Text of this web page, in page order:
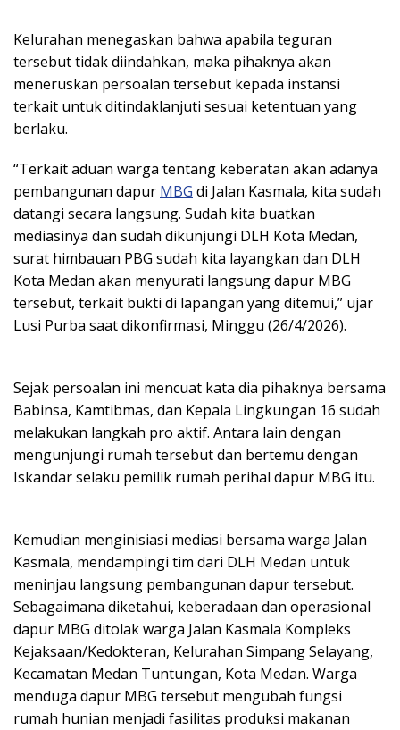
Kelurahan menegaskan bahwa apabila teguran
tersebut tidak diindahkan, maka pihaknya akan
meneruskan persoalan tersebut kepada instansi
terkait untuk ditindaklanjuti sesuai ketentuan yang
berlaku.
“Terkait aduan warga tentang keberatan akan adanya
pembangunan dapur MBG di Jalan Kasmala, kita sudah
datangi secara langsung. Sudah kita buatkan
mediasinya dan sudah dikunjungi DLH Kota Medan,
surat himbauan PBG sudah kita layangkan dan DLH
Kota Medan akan menyurati langsung dapur MBG
tersebut, terkait bukti di lapangan yang ditemui,” ujar
Lusi Purba saat dikonfirmasi, Minggu (26/4/2026).
Sejak persoalan ini mencuat kata dia pihaknya bersama
Babinsa, Kamtibmas, dan Kepala Lingkungan 16 sudah
melakukan langkah pro aktif. Antara lain dengan
mengunjungi rumah tersebut dan bertemu dengan
Iskandar selaku pemilik rumah perihal dapur MBG itu.
Kemudian menginisiasi mediasi bersama warga Jalan
Kasmala, mendampingi tim dari DLH Medan untuk
meninjau langsung pembangunan dapur tersebut.
Sebagaimana diketahui, keberadaan dan operasional
dapur MBG ditolak warga Jalan Kasmala Kompleks
Kejaksaan/Kedokteran, Kelurahan Simpang Selayang,
Kecamatan Medan Tuntungan, Kota Medan. Warga
menduga dapur MBG tersebut mengubah fungsi
rumah hunian menjadi fasilitas produksi makanan